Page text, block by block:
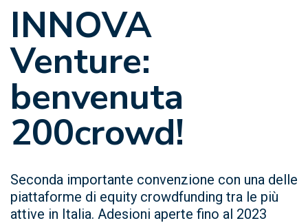
INNOVA
Venture:
benvenuta
200crowd!
Seconda importante convenzione con una delle
piattaforme di equity crowdfunding tra le più
attive in Italia. Adesioni aperte fino al 2023